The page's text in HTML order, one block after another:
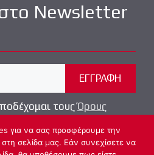
στο Newsletter
τουςΌρους
για να σας προσφέρουμε την
σελίδα μας. Εάν συνεχίσετε να